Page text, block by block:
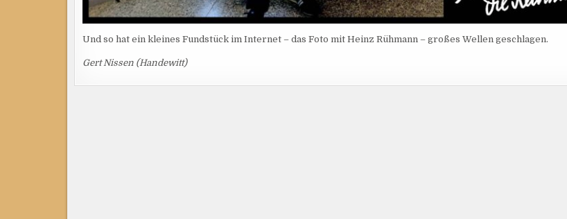
Und so hat ein kleines Fundstück im Internet – das Foto mit Heinz Rühmann – großes Wellen geschlagen.
Gert Nissen (Handewitt)